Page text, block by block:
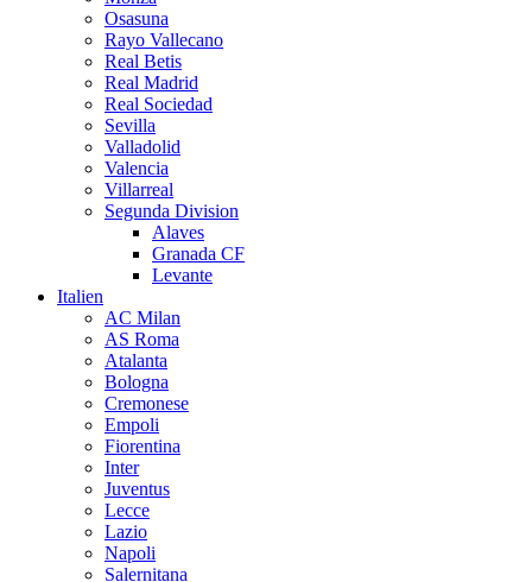
Osasuna
Rayo Vallecano
Real Betis
Real Madrid
Real Sociedad
Sevilla
Valladolid
Valencia
Villarreal
Segunda Division
Alaves
Granada CF
Levante
Italien
AC Milan
AS Roma
Atalanta
Bologna
Cremonese
Empoli
Fiorentina
Inter
Juventus
Lecce
Lazio
Napoli
Salernitana